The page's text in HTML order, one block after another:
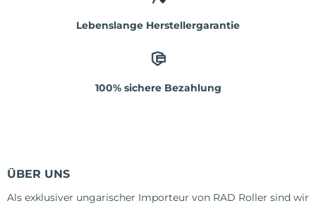
Lebenslange Herstellergarantie
100% sichere Bezahlung
ÜBER UNS
Als exklusiver ungarischer Importeur von RAD Roller sind wir